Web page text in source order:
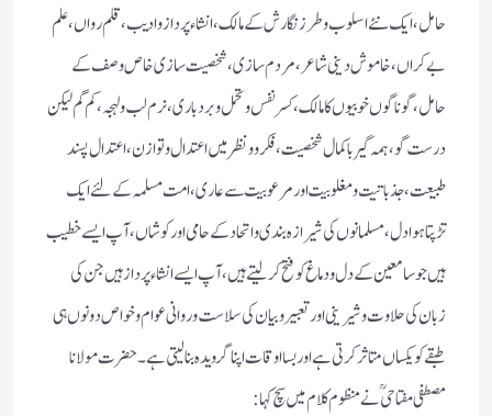
حامل ،ایك نئے اسلوب و طرز نگارش كے مالك، انشاء پرداز وادیب، قلم رواں ، علم
بے كراں، خاموش دینی شاعر ، مردم سازی ، شخصیت سازی خاص وصف كے
حامل ،گوناگوں خوبیوں كا مالك ، كسر نفس وتحمل وبردباری، نرم لب ولہجہ، كم گم لیكن
درست گو ، ہمہ گیر باكمال شخصیت ،فكرو ونظر میں اعتدال وتوازن، اعتدال پسند
طبیعت، جذباتیت ومغلوبیت ا ورمرعوبیت سےعاری، امت مسلمہ كے لئے ایك
تڑپتا ہوا دل ،مسلمانوں كی شیرازہ بندی و اتحادكے حامی اور كوشاں، آپ ایسے خطیب
ہیں جو سامعین كے دل ودماغ كو فتح كرلیتے ہیں ، آپ ایسے انشاء پرداز ہیں جن كی
زبان كی حلاوت وشیرینی اور تعبیر وبیان كی سلاست وروانی عوام وخواص دونوں ہی
طبقے كو یكساں متاثر كرتی ہے اور بسا اوقات اپنا گرویدہ بنالیتی ہے ۔ حضرت مولانا
مصطفی مفتاحی ؒ نے منظوم كلام میں سچ كہا :